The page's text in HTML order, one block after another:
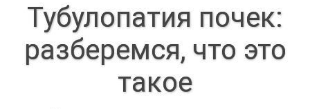
Тубулопатия почек:
разберемся, что это
такое